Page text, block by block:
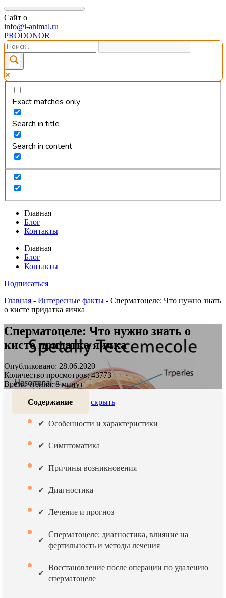
Сайт о
info@i-animal.ru
PRODONOR
Exact matches only
Search in title
Search in content
Главная
Блог
Контакты
Главная
Блог
Контакты
Подписаться
Главная - Интересные факты - Сперматоцеле: Что нужно знать
о кисте придатка яичка
Сперматоцеле: Что нужно знать о
кисте придатка яичка
Опубликовано: 28.06.2020
Количество просмотров: 43773
Время чтения: 8 минут
Содержание скрыть
Особенности и характеристики
Симптоматика
Причины возникновения
Диагностика
Лечение и прогноз
Сперматоцеле: диагностика, влияние на
фертильность и методы лечения
Восстановление после операции по удалению
сперматоцеле